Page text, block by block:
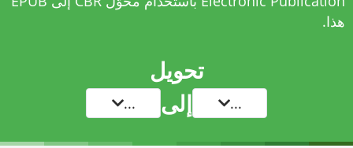
هذا.
تحويل
... إلى ...